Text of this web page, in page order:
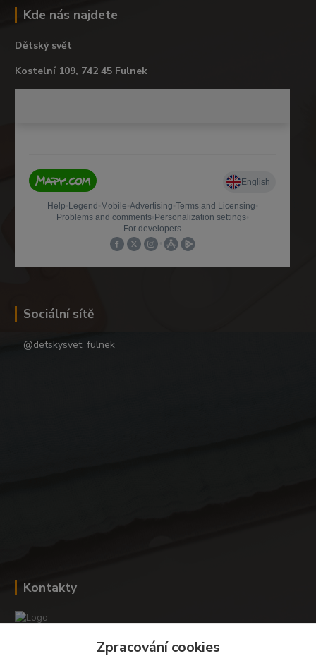
Kde nás najdete
Dětský svět
Kostelní 109, 742 45 Fulnek
Sociální sítě
@detskysvet_fulnek
Kontakty
Zpracování cookies